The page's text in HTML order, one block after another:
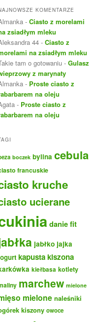
KOMENTARZE
- Ciasto z morelami
zsiadłym mleku
44 - Ciasto z
na zsiadłym mleku
tam o gotowaniu - Gulasz
z marynaty
- Proste ciasto z
na oleju
- Proste ciasto z
na oleju
boczek bylina cebula
francuskie
kruche
ucierane
danie fit
jabłko jajka
kapusta kiszona
kiełbasa kotlety
marchew mielone
mielone naleśniki
kiszony owoce